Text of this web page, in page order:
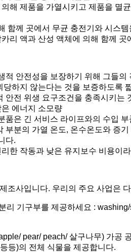
해 제품을 가열시키고 제품을 멸
함께 곳에서 무균 충전기와 시스
리 액과 산성 액체에 의해 함께
적 안전성을 보장하기 위해 그들
하지 않는다는 것을 보증하도록
안전 위생 요구조건을 충족시키
에너지 소모량
품은 긴 서비스 라이프와의 수입 부
부분의 가열 온도, 온수온도와 증
다.
한 작동과 낮은 유지보수 비용이
조사입니다. 우리의 주요 사업은
리 기구부를 제공하세요 :
pear/ peach/ 살구나무) 가공
등)의 전체 식물을 제공합니다.